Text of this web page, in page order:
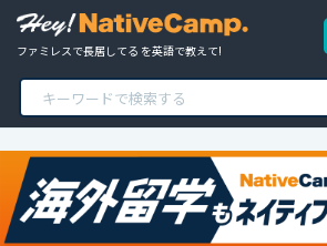
ファミレスで長居してる を英語で教えて!